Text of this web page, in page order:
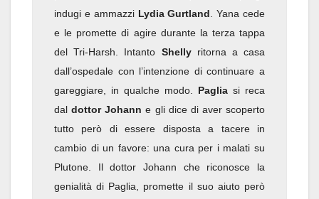
indugi e ammazzi Lydia Gurtland. Yana cede
e le promette di agire durante la terza tappa
del Tri-Harsh. Intanto Shellyritorna a casa
dall’ospedale con l’intenzione di continuare a
gareggiare, in qualche modo. Paglia si reca
daldottor Johann e gli dice di aver scoperto
tutto però di essere disposta a tacere in
cambio di un favore: una cura per i malati su
Plutone. Il dottor Johann che riconosce la
genialità di Paglia, promette il suo aiuto però